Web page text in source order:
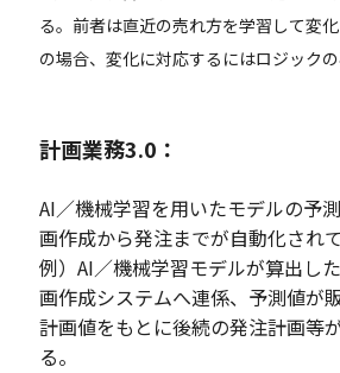
る。前者は直近の売れ方を学習して変
の場合、変化に対応するにはロジックの
計画業務3.0：
AI／機械学習を用いたモデルの予
画作成から発注までが自動化され
例）AI／機械学習モデルが算出し
画作成システムへ連係、予測値が
計画値をもとに後続の発注計画等
る。